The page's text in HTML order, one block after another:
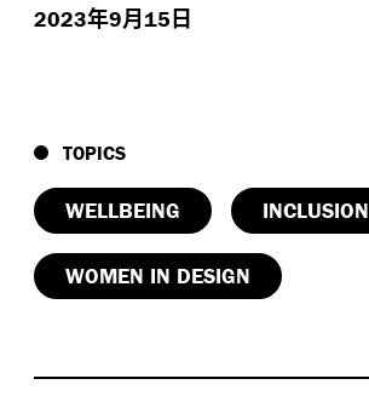
2023年9月15日
TOPICS
WELLBEING INCLUSION
WOMEN IN DESIGN